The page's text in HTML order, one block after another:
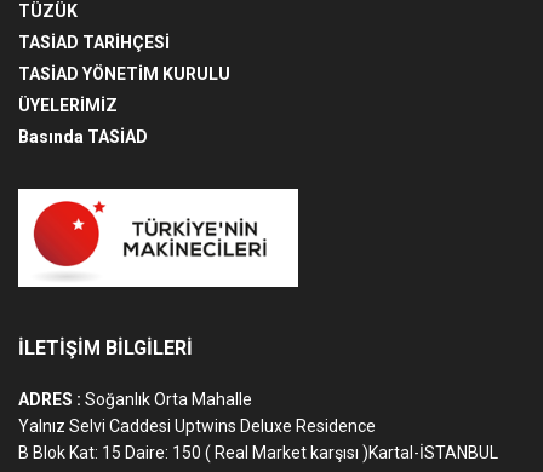
TÜZÜK
TASİAD TARİHÇESİ
TASİAD YÖNETİM KURULU
ÜYELERİMİZ
Basında TASİAD
İLETİŞİM BİLGİLERİ
ADRES : Soğanlık Orta Mahalle
Yalnız Selvi Caddesi Uptwins Deluxe Residence
B Blok Kat: 15 Daire: 150 ( Real Market karşısı )Kartal-İSTANBUL